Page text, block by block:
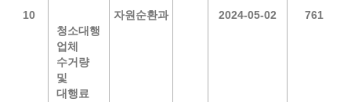
10
청소대행
업체
수거량
및
대행료
자원순환과 2024-05-02 761